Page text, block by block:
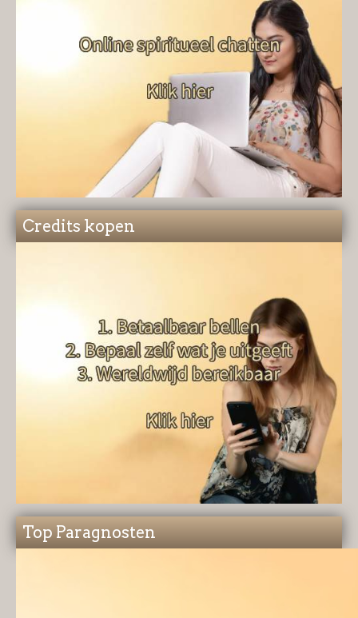
Credits kopen
Top Paragnosten